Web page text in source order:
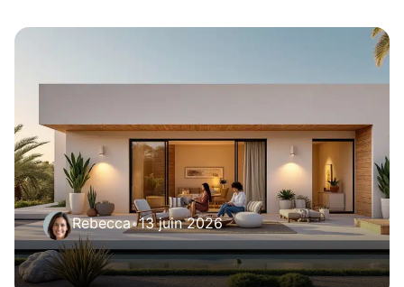
Rebecca•13 juin 2026